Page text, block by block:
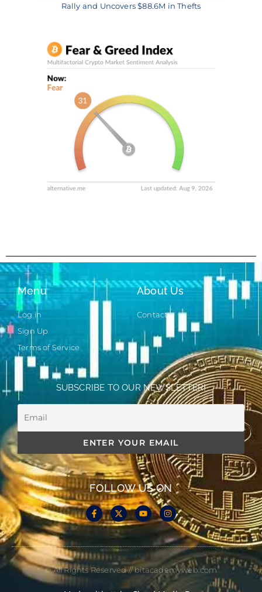
Rally and Uncovers $88.6M in Thefts
Menu
Log in
Sign Up
Terms of Service
About Us
Contact
SUBSCRIBE TO OUR NEWSLETTER!
FOLLOW US ON
© All Rights Reserved // bitacademyweb.com